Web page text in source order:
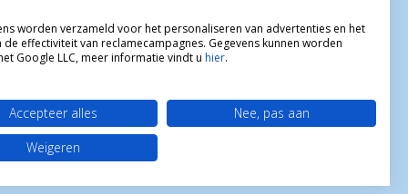
worden verzameld voor het personaliseren van advertenties en het
de effectiviteit van reclamecampagnes. Gegevens kunnen worden
Google LLC, meer informatie vindt u hier.
Accepteer alles
Nee, pas aan
Weigeren